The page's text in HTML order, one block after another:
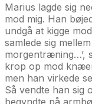
Marius lagde sig
mod mig. Han
undgå at kigge
samlede sig
morgentræning…’,
krop op mod
men han virkede
Så vendte han sig
begyndte på